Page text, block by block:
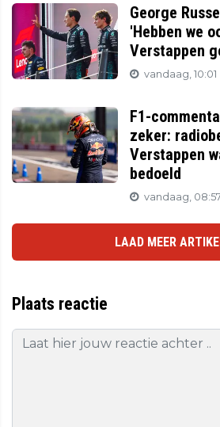
George
'Hebben we
Verstappen
vandaag, 10:01
F1-
zeker:
Verstappen
bedoeld
vandaag,
LAAD MEER
Plaats reactie